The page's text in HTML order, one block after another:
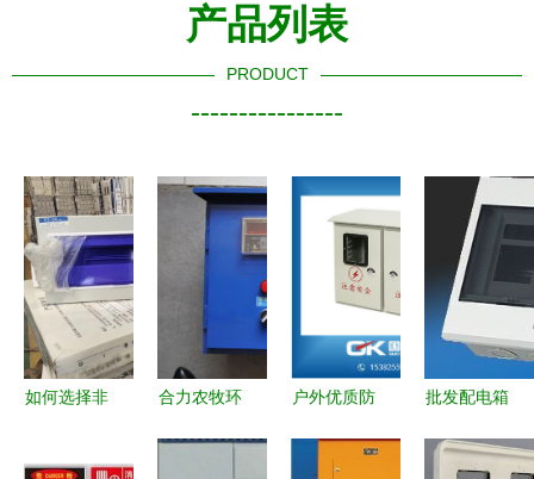
产品列表
PRODUCT
----------------
如何选择非
电箱，让家
合力农牧环
户外优质防
移动电箱与
批发配电箱
价格与厂家